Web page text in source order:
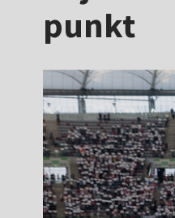
punkt